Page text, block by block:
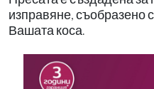
изправяне, съобразено
Вашата коса.